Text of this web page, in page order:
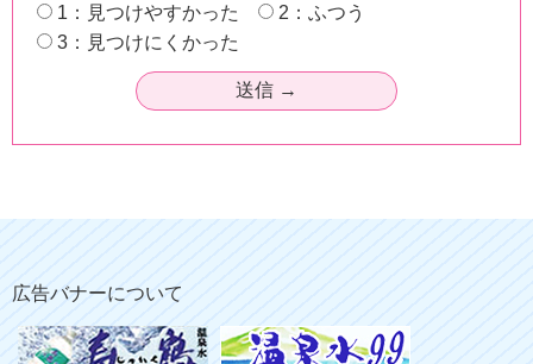
1：見つけやすかった
2：ふつう
3：見つけにくかった
広告バナーについて